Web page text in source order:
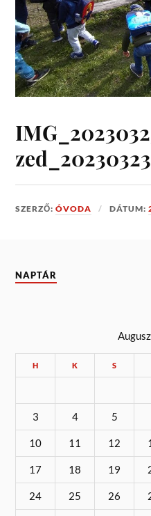
SZERZŐ:ÓVODA DÁTUM:
NAPTÁR
H K S
3 4 5
10 11 12
17 18 19
24 25 26